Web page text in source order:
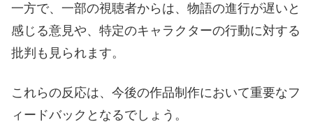
一方で、一部の視聴者からは、物語の進行が遅いと
感じる意見や、特定のキャラクターの行動に対する
批判も見られます。
これらの反応は、今後の作品制作において重要なフ
ィードバックとなるでしょう。